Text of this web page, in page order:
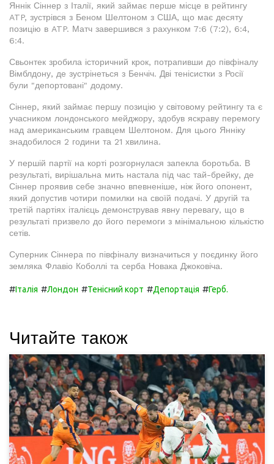
Яннік Сіннер з Італії, який займає перше місце в рейтингу
ATP, зустрівся з Беном Шелтоном з США, що має десяту
позицію в ATP. Матч завершився з рахунком 7:6 (7:2), 6:4,
6:4.
Свьонтек зробила історичний крок, потрапивши до півфіналу
Вімблдону, де зустрінеться з Бенчіч. Дві тенісистки з Росії
були "депортовані" додому.
Сіннер, який займає першу позицію у світовому рейтингу та є
учасником лондонського мейджору, здобув яскраву перемогу
над американським гравцем Шелтоном. Для цього Янніку
знадобилося 2 години та 21 хвилина.
У першій партії на корті розгорнулася запекла боротьба. В
результаті, вирішальна мить настала під час тай-брейку, де
Сіннер проявив себе значно впевненіше, ніж його опонент,
який допустив чотири помилки на своїй подачі. У другій та
третій партіях італієць демонстрував явну перевагу, що в
результаті призвело до його перемоги з мінімальною кількістю
сетів.
Суперник Сіннера по півфіналу визначиться у поєдинку його
земляка Флавіо Коболлі та серба Новака Джоковіча.
#Італія #Лондон #Тенісний корт #Депортація #Герб.
Читайте також